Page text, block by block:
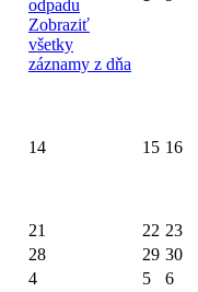
odpadu
Zobraziť
všetky
záznamy z dňa
14 15 16
21 22 23
28 29 30
4 5 6